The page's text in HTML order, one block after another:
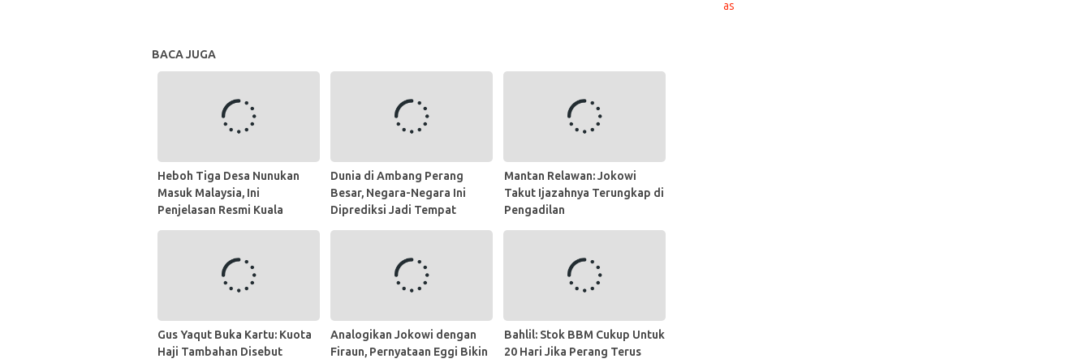
BACA JUGA
Heboh Tiga Desa Nunukan
Masuk Malaysia, Ini
Penjelasan Resmi Kuala
Lumpur
Dunia di Ambang Perang
Besar, Negara-Negara Ini
Diprediksi Jadi Tempat
Berlindung
Mantan Relawan: Jokowi
Takut Ijazahnya Terungkap di
Pengadilan
Gus Yaqut Buka Kartu: Kuota
Haji Tambahan Disebut
Analogikan Jokowi dengan
Firaun, Pernyataan Eggi Bikin
Bahlil: Stok BBM Cukup Untuk
20 Hari Jika Perang Terus